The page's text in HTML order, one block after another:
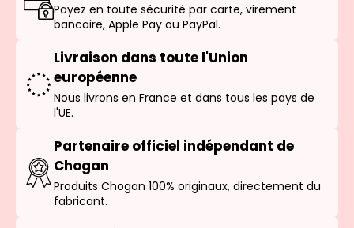
Payez en toute sécurité par carte, virement
bancaire, Apple Pay ou PayPal.
Livraison dans toute l'Union
européenne
Nous livrons en France et dans tous les pays de
l'UE.
Partenaire officiel indépendant de
Chogan
Produits Chogan 100% originaux, directement du
fabricant.